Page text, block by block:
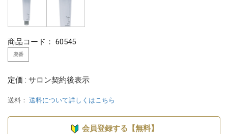
商品コード： 60545
廃番
定価 : サロン契約後表示
送料： 送料について詳しくはこちら
会員登録する【無料】